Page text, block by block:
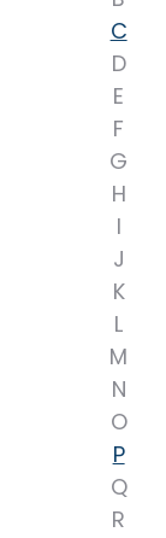
C
D
E
F
G
H
I
J
K
L
M
N
O
P
Q
R